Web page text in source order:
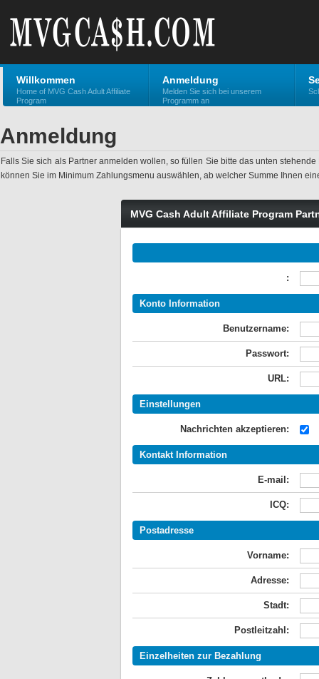
Willkommen
Home of MVG Cash Adult Affiliate
Program
Anmeldung
Melden Sie sich bei unserem
Programm an
Anmeldung
Falls Sie sich als Partner anmelden wollen, so füllen Sie bitte das unten
können Sie im Minimum Zahlungsmenu auswählen, ab welcher Summe Ihnen
MVG Cash Adult Affiliate Program
:
Konto Information
Benutzername:
Passwort:
URL:
Einstellungen
Nachrichten akzeptieren:
Kontakt Information
E-mail:
ICQ:
Postadresse
Vorname:
Adresse:
Stadt:
Postleitzahl:
Einzelheiten zur Bezahlung